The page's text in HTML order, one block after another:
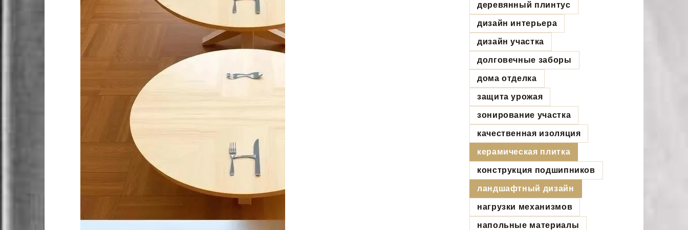
деревянный плинтус
дизайн интерьера
дизайн участка
долговечные заборы
дома отделка
защита урожая
зонирование участка
качественная изоляция
керамическая плитка
конструкция подшипников
ландшафтный дизайн
нагрузки механизмов
напольные материалы